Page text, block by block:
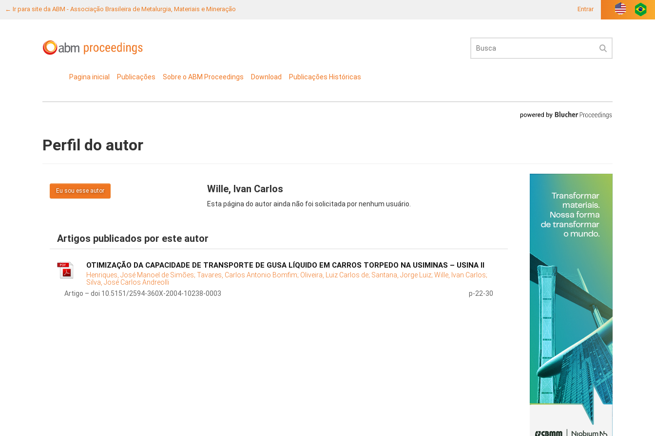
← Ir para site da ABM - Associação Brasileira de Metalurgia, Materiais e Mineração Entrar
Pagina inicial Publicações Sobre o ABM Proceedings Download Publicações Históricas
Perfil do autor
Eu sou esse autor Wille, Ivan Carlos
Esta página do autor ainda não foi solicitada por nenhum usuário.
Artigos publicados por este autor
OTIMIZAÇÃO DA CAPACIDADE DE TRANSPORTE DE GUSA LÍQUIDO EM CARROS TORPEDO NA USIMINAS – USINA II
Henriques, José Manoel de Simões; Tavares, Carlos Antonio Bomfim; Oliveira, Luiz Carlos de; Santana, Jorge Luiz; Wille, Ivan Carlos;
Silva, José Carlos Andreolli
Artigo – doi 10.5151/2594-360X-2004-10238-0003
p-22-30